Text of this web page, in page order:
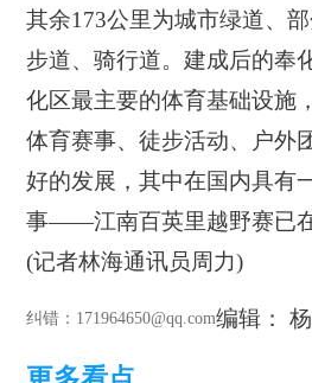
其余173公里为城市绿道、
步道、骑行道。建成后的奉
化区最主要的体育基础设施
体育赛事、徒步活动、户外
好的发展，其中在国内具有
事——江南百英里越野赛已在
(记者林海通讯员周力)
纠错 ：171964650@qq.com编辑：